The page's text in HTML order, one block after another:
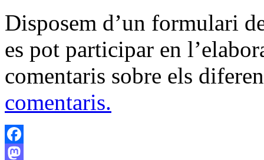
Disposem d’un formulari
es pot participar en
comentaris sobre els
comentaris.
Facebook